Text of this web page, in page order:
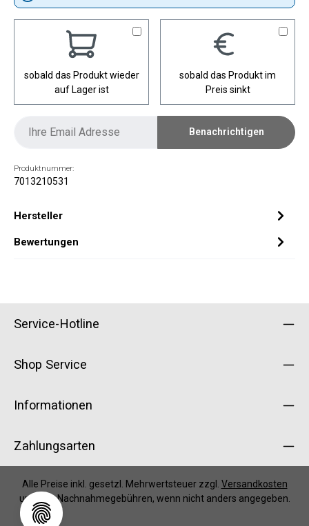
sobald das Produkt wieder
auf Lager ist
sobald das Produkt im
Preis sinkt
Benachrichtigen
Produktnummer:
7013210531
Hersteller
Bewertungen
Service-Hotline
Shop Service
Informationen
Zahlungsarten
Alle Preise inkl. gesetzl. Mehrwertsteuer zzgl. Versandkosten
und ggf. Nachnahmegebühren, wenn nicht anders angegeben.